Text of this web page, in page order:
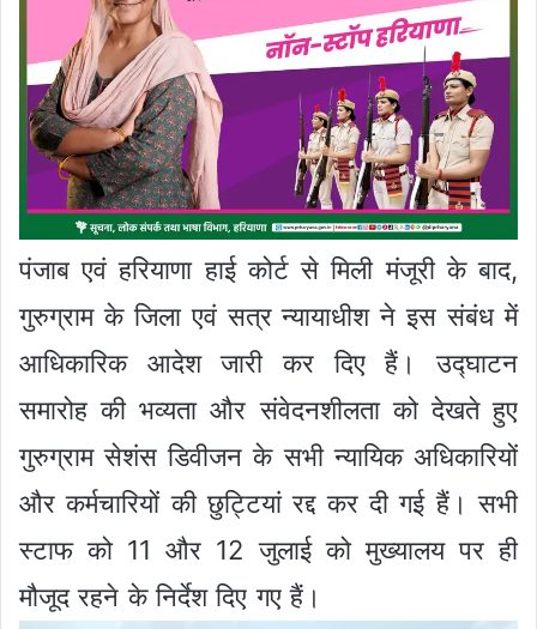
पंजाब एवं हरियाणा हाई कोर्ट से मिली मंजूरी के बाद,
गुरुग्राम के जिला एवं सत्र न्यायाधीश ने इस संबंध में
आधिकारिक आदेश जारी कर दिए हैं। उद्घाटन
समारोह की भव्यता और संवेदनशीलता को देखते हुए
गुरुग्राम सेशंस डिवीजन के सभी न्यायिक अधिकारियों
और कर्मचारियों की छुट्टियां रद्द कर दी गई हैं। सभी
स्टाफ को 11 और 12 जुलाई को मुख्यालय पर ही
मौजूद रहने के निर्देश दिए गए हैं।